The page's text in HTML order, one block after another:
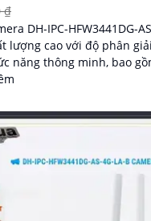
₫
DH-IPC-HFW3441DG-
cao với độ phân giải 4.0
năng thông minh, bao